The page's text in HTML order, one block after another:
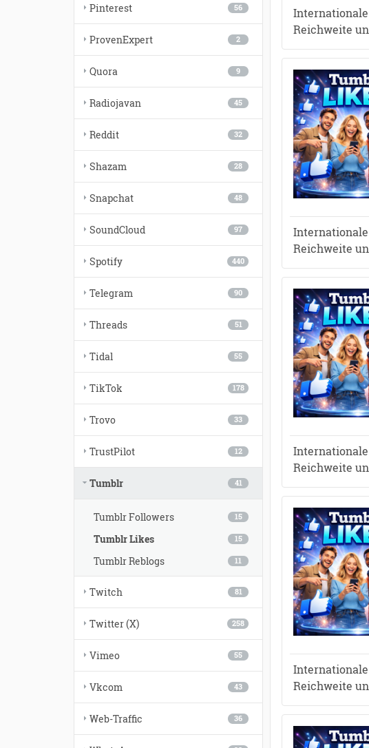
Reichweite
Reichweite
Reichweite
Reichweite
56
Pinterest
2
ProvenExpert
9
Quora
45
Radiojavan
32
Reddit
28
Shazam
48
Snapchat
97
SoundCloud
440
Spotify
90
Telegram
51
Threads
55
Tidal
178
TikTok
33
Trovo
12
TrustPilot
41
Tumblr
15
Tumblr Followers
15
Tumblr Likes
11
Tumblr Reblogs
81
Twitch
258
Twitter (X)
55
Vimeo
43
Vkcom
36
Web-Traffic